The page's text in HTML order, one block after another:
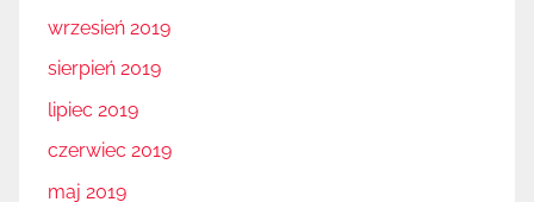
wrzesień 2019
sierpień 2019
lipiec 2019
czerwiec 2019
maj 2019